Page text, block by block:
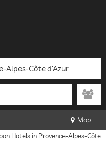
Map
Hotels in Provence-Alpes-Côte